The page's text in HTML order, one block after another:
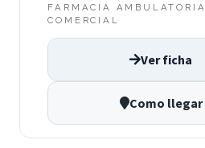
FARMACIA AMBULATORIA
COMERCIAL
Ver ficha
Como llegar